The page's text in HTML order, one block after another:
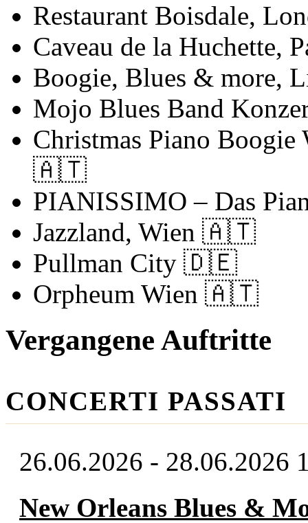
Restaurant Boisdale,
Caveau de la Huchette,
Boogie, Blues & more,
Mojo Blues Band
Christmas Piano
🇦🇹
PIANISSIMO – Das
Jazzland, Wien 🇦🇹
Pullman City 🇩🇪
Orpheum Wien 🇦🇹
Vergangene Auftritte
CONCERTI PASSATI
26.06.2026 - 28.06.2026
New Orleans Blues &